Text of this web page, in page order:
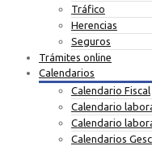
Tráfico
Herencias
Seguros
Trámites online
Calendarios
Calendario Fiscal
Calendario
Calendario
Calendarios